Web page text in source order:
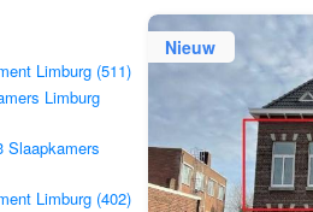
Limburg (511)
Limburg
Slaapkamers
Limburg (402)
Nieuw